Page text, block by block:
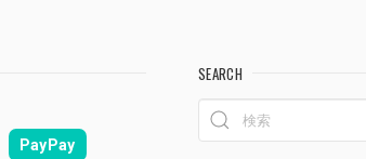
PayPay
SEARCH